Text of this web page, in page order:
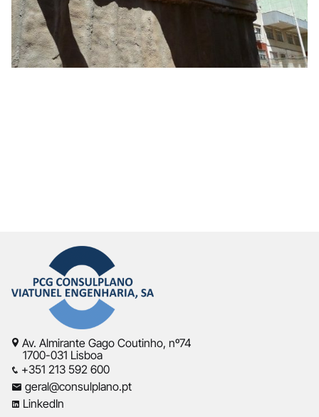
Av. Almirante Gago Coutinho, nº74
1700-031 Lisboa
+351 213 592 600
geral@consulplano.pt
LinkedIn